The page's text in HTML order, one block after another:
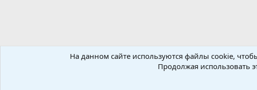
Сжатие данных Алгоритмы сжатия
На данном сайте используются файлы cookie,
Продолжая использовать